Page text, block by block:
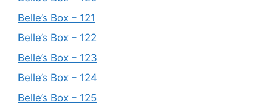
Belle’s Box – 121
Belle’s Box – 122
Belle’s Box – 123
Belle’s Box – 124
Belle’s Box – 125